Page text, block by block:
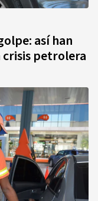
así han
crisis petrolera